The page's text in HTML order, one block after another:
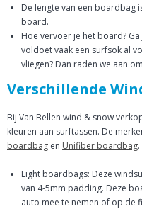
De lengte van een boardbag
board.
Hoe vervoer je het board?
voldoet vaak een surfsok al
vliegen? Dan raden we aan
Verschillende
Bij Van Bellen wind & snow
kleuren aan surftassen. De
boardbag en Unifiber boardbag.
Light boardbags: Deze
van 4-5mm padding. Deze
auto mee te nemen of op de